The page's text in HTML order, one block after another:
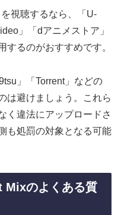
視聴するなら、「U-
」「dアニメストア」
するのがおすすめです。
」「Torrent」などの
は避けましょう。これら
く違法にアップロードさ
も処罰の対象となる可能
Mixのよくある質